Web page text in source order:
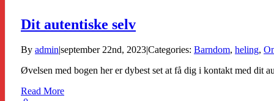
Dit autentiske selv
By adminseptember 22nd, 2023Categories: Barndom, heling,
Øvelsen med bogen her er dybest set at få dig i kontakt med dit
Read More